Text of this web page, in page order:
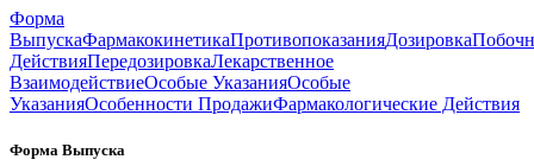
Форма
ВыпускаФармакокинетикаПротивопоказанияДозировка
ДействияПередозировкаЛекарственное
ВзаимодействиеОсобые УказанияОсобые
УказанияОсобенности ПродажиФармакологические Действия
Форма Выпуска